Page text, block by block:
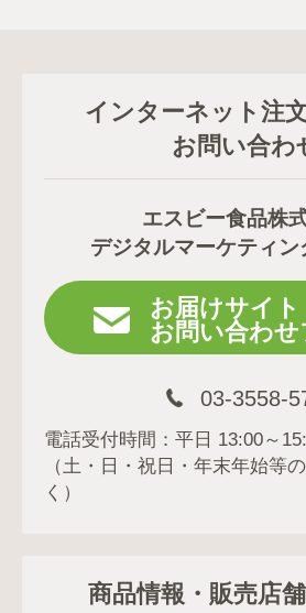
インターネット注
お問い合わ
エスビー食品株
デジタルマーケティン
お届けサイト
お問い合わせ
03-3558-
電話受付時間：平日 13:00～
（土・日・祝日・年末年始等
く）
商品情報・販売店